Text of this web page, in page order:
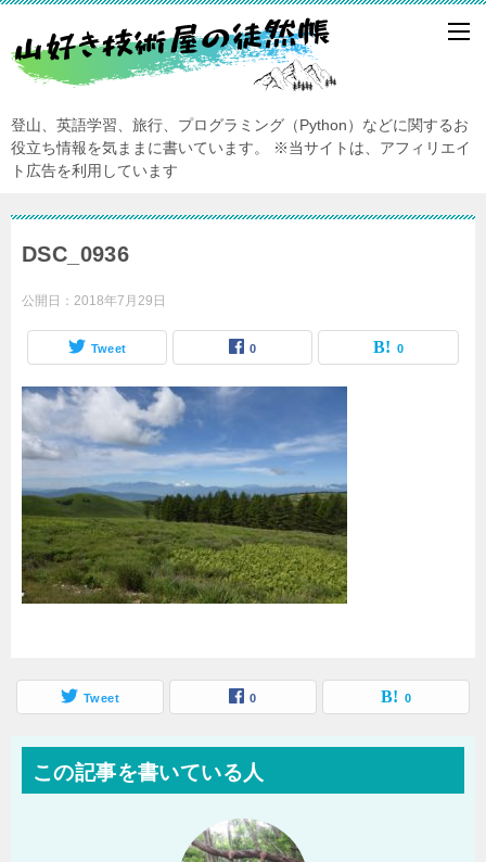
登山、英語学習、旅行、プログラミング（Python）などに関するお
役立ち情報を気ままに書いています。
※当サイトは、アフィリエイ
ト広告を利用しています
DSC_0936
公開日： 2018年7月29日
Tweet 0 0
Tweet 0 0
この記事を書いている人